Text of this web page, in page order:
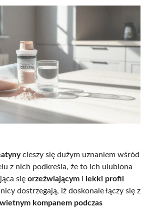
cieszy się dużym uznaniem wśród
z nich podkreśla, że to ich ulubiona
się orzeźwiającym i lekki profil
dostrzegają, iż doskonale łączy się z
kompanem podczas